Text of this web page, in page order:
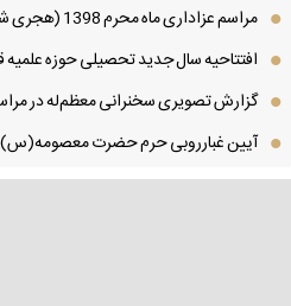
مراسم عزاداری ماه محرم 1398 (هجری شمسی) - 1441 (هجری قمری)
افتتاحیه سال جدید تحصیلی حوزه علمیه
گزارش تصویری سخنرانی معظم‌له در
آیین غبارروبی حرم حضرت معصومه(س)